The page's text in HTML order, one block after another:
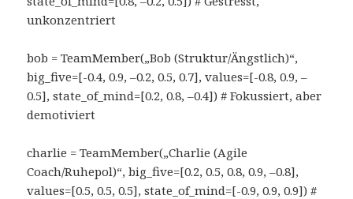
unkonzentriert
bob = TeamMember(„Bob (Struktur/Ängstlich)“,
big_five=[-0.4,0.9, –0.2,0.5,0.7], values=[-0.8,0.9, –
0.5], state_of_mind=[0.2,0.8, –0.4])# Fokussiert, aber
demotiviert
charlie = TeamMember(„Charlie (Agile
Coach/Ruhepol)“, big_five=[0.2,0.5,0.8,0.9, –0.8],
values=[0.5,0.5,0.5], state_of_mind=[-0.9,0.9,0.9])#